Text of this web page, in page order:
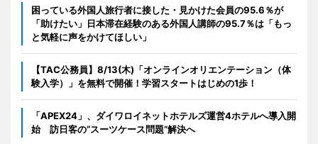
困っている外国人旅行者に接した・見かけた会員の95.6％が
「助けたい」日本滞在経験のある外国人講師の95.7％は「もっ
と気軽に声をかけてほしい」
【TAC公務員】8/13(木)「オンラインオリエンテーション（体
験入学）」を無料で開催！学習スタートはじめの1歩！
「APEX24」、ダイワロイネットホテルズ運営4ホテルへ導入開
始 訪日客の“スーツケース問題”解決へ